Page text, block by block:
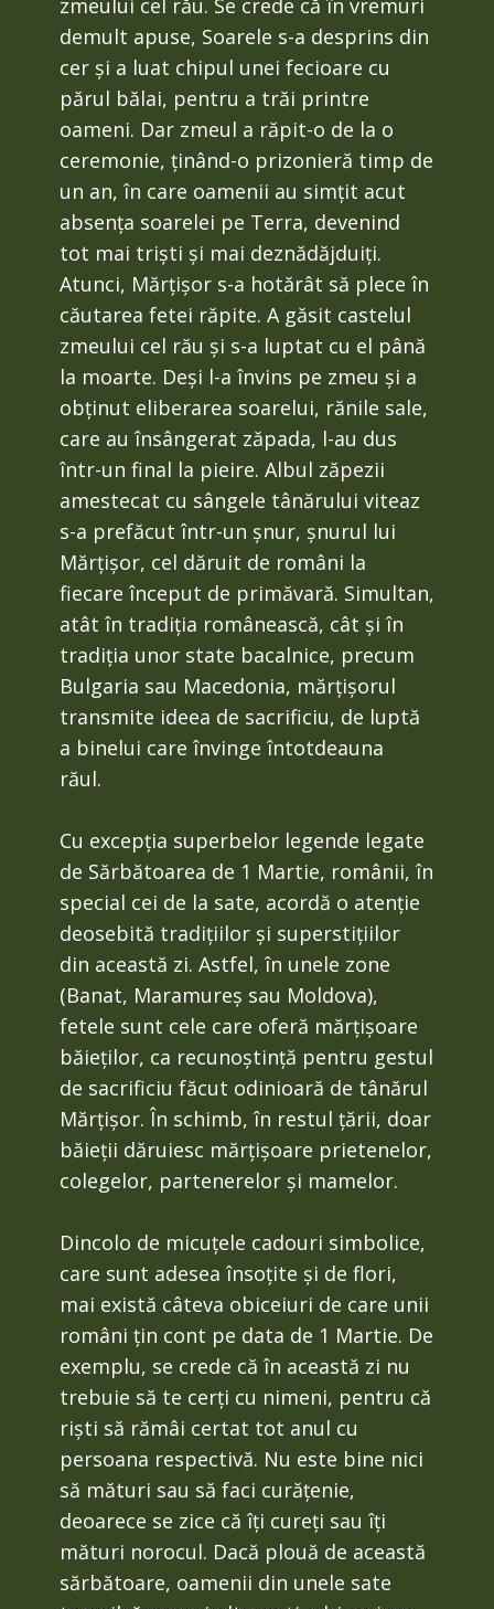
zmeului cel rău. Se crede că în vremuri
demult apuse, Soarele s-a desprins din
cer și a luat chipul unei fecioare cu
părul bălai, pentru a trăi printre
oameni. Dar zmeul a răpit-o de la o
ceremonie, ținând-o prizonieră timp de
un an, în care oamenii au simțit acut
absența soarelei pe Terra, devenind
tot mai triști și mai deznădăjduiți.
Atunci, Mărțișor s-a hotărât să plece în
căutarea fetei răpite. A găsit castelul
zmeului cel rău și s-a luptat cu el până
la moarte. Deși l-a învins pe zmeu și a
obținut eliberarea soarelui, rănile sale,
care au însângerat zăpada, l-au dus
într-un final la pieire. Albul zăpezii
amestecat cu sângele tânărului viteaz
s-a prefăcut într-un șnur, șnurul lui
Mărțișor, cel dăruit de români la
fiecare început de primăvară. Simultan,
atât în tradiția românească, cât și în
tradiția unor state bacalnice, precum
Bulgaria sau Macedonia, mărțișorul
transmite ideea de sacrificiu, de luptă
a binelui care învinge întotdeauna
răul.
Cu excepția superbelor legende legate
de Sărbătoarea de 1 Martie, românii, în
special cei de la sate, acordă o atenție
deosebită tradițiilor și superstițiilor
din această zi. Astfel, în unele zone
(Banat, Maramureș sau Moldova),
fetele sunt cele care oferă mărțișoare
băieților, ca recunoștință pentru gestul
de sacrificiu făcut odinioară de tânărul
Mărțișor. În schimb, în restul țării, doar
băieții dăruiesc mărțișoare prietenelor,
colegelor, partenerelor și mamelor.
Dincolo de micuțele cadouri simbolice,
care sunt adesea însoțite și de flori,
mai există câteva obiceiuri de care unii
români țin cont pe data de 1 Martie. De
exemplu, se crede că în această zi nu
trebuie să te cerți cu nimeni, pentru că
riști să rămâi certat tot anul cu
persoana respectivă. Nu este bine nici
să mături sau să faci curățenie,
deoarece se zice că îți cureți sau îți
mături norocul. Dacă plouă de această
sărbătoare, oamenii din unele sate